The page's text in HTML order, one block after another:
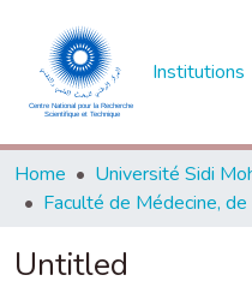
Institutions
Home
Untitled